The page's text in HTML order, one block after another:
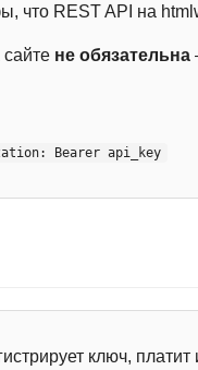
что REST API на
не обязательна
Bearer api_key
ключ, платит